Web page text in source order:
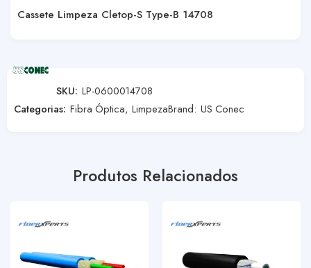
Cassete Limpeza Cletop-S Type-B 14708
SKU: LP-0600014708
Categorias: Fibra Óptica, LimpezaBrand: US Conec
Produtos Relacionados